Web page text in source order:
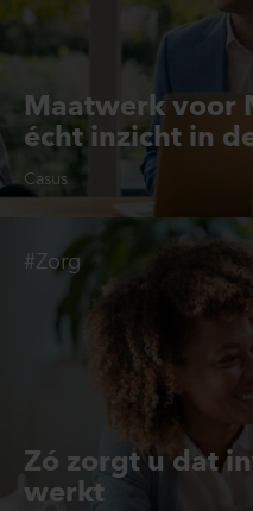
Maatwerk voor
écht inzicht in
Casus
Zó zorgt u dat
werkt
#Zorg